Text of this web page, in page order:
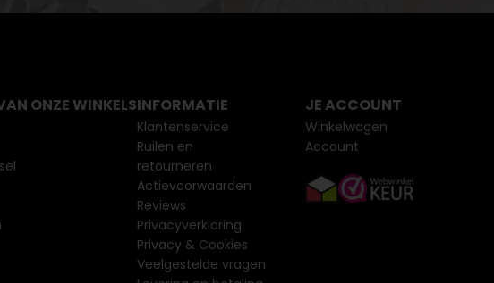
ONZE WINKELSINFORMATIE
Klantenservice
Ruilen en
retourneren
Actievoorwaarden
Reviews
Privacyverklaring
Privacy & Cookies
Veelgestelde vragen
JE ACCOUNT
Winkelwagen
Account